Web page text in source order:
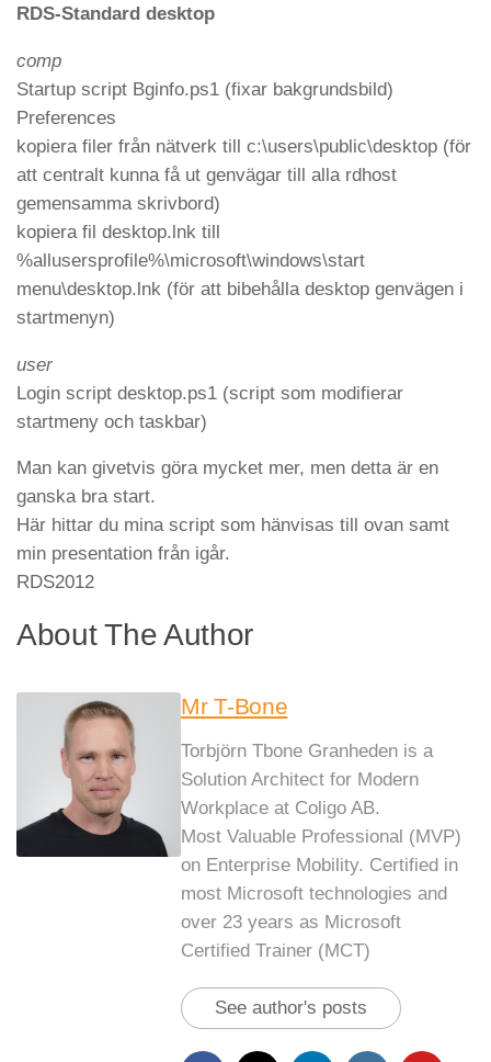
RDS-Standard desktop
comp
Startup script Bginfo.ps1 (fixar bakgrundsbild)
Preferences
kopiera filer från nätverk till c:\users\public\desktop (för
att centralt kunna få ut genvägar till alla rdhost
gemensamma skrivbord)
kopiera fil desktop.lnk till
%allusersprofile%\microsoft\windows\start
menu\desktop.lnk (för att bibehålla desktop genvägen i
startmenyn)
user
Login script desktop.ps1 (script som modifierar
startmeny och taskbar)
Man kan givetvis göra mycket mer, men detta är en
ganska bra start.
Här hittar du mina script som hänvisas till ovan samt
min presentation från igår.
RDS2012
About The Author
Mr T-Bone
Torbjörn Tbone Granheden is a
Solution Architect for Modern
Workplace at Coligo AB.
Most Valuable Professional (MVP)
on Enterprise Mobility. Certified in
most Microsoft technologies and
over 23 years as Microsoft
Certified Trainer (MCT)
See author's posts